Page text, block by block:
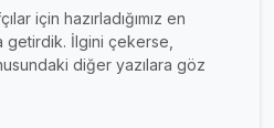
için hazırladığımız en
getirdik. İlgini çekerse,
diğer yazılara göz